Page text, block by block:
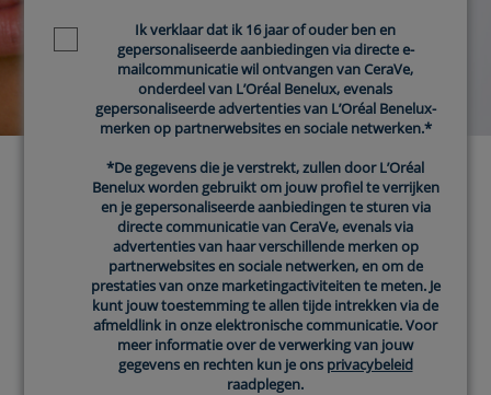
ONTDEK WELKE
CERAVE PRODUCTEN
DE BESTE ZIJN VOOR JOU
START NU
Newsletter policyIk verklaar dat ik 16 jaar of ouder ben en
gepersonaliseerde aanbiedingen via directe e-
mailcommunicatie wil ontvangen van CeraVe,
onderdeel van L’Oréal Benelux, evenals
gepersonaliseerde advertenties van L’Oréal Benelux-
merken op partnerwebsites en sociale netwerken.*
*De gegevens die je verstrekt, zullen door L’Oréal
Benelux worden gebruikt om jouw profiel te verrijken
en je gepersonaliseerde aanbiedingen te sturen via
directe communicatie van CeraVe, evenals via
advertenties van haar verschillende merken op
partnerwebsites en sociale netwerken, en om de
prestaties van onze marketingactiviteiten te meten. Je
kunt jouw toestemming te allen tijde intrekken via de
afmeldlink in onze elektronische communicatie. Voor
meer informatie over de verwerking van jouw
gegevens en rechten kun je ons privacybeleid
raadplegen.
Newsletter policyIk verklaar dat ik 16 jaar of ouder ben en
gepersonaliseerde aanbiedingen via directe e-
mailcommunicatie wil ontvangen van CeraVe,
onderdeel van L’Oréal Benelux, evenals
gepersonaliseerde advertenties van L’Oréal Benelux-
merken op partnerwebsites en sociale netwerken.*
*De gegevens die je verstrekt, zullen door L’Oréal
Benelux worden gebruikt om jouw profiel te verrijken
en je gepersonaliseerde aanbiedingen te sturen via
directe communicatie van CeraVe, evenals via
advertenties van haar verschillende merken op
partnerwebsites en sociale netwerken, en om de
prestaties van onze marketingactiviteiten te meten. Je
kunt jouw toestemming te allen tijde intrekken via de
afmeldlink in onze elektronische communicatie. Voor
meer informatie over de verwerking van jouw
gegevens en rechten kun je ons privacybeleid
raadplegen.